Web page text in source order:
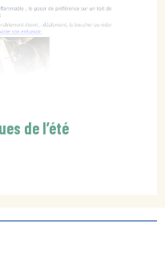
de l’été